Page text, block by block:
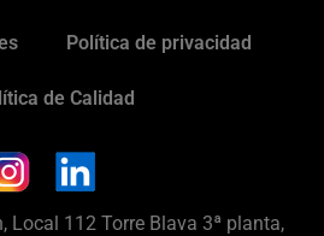
Política de privacidad
de Calidad
Local 112 Torre Blava 3ª planta,